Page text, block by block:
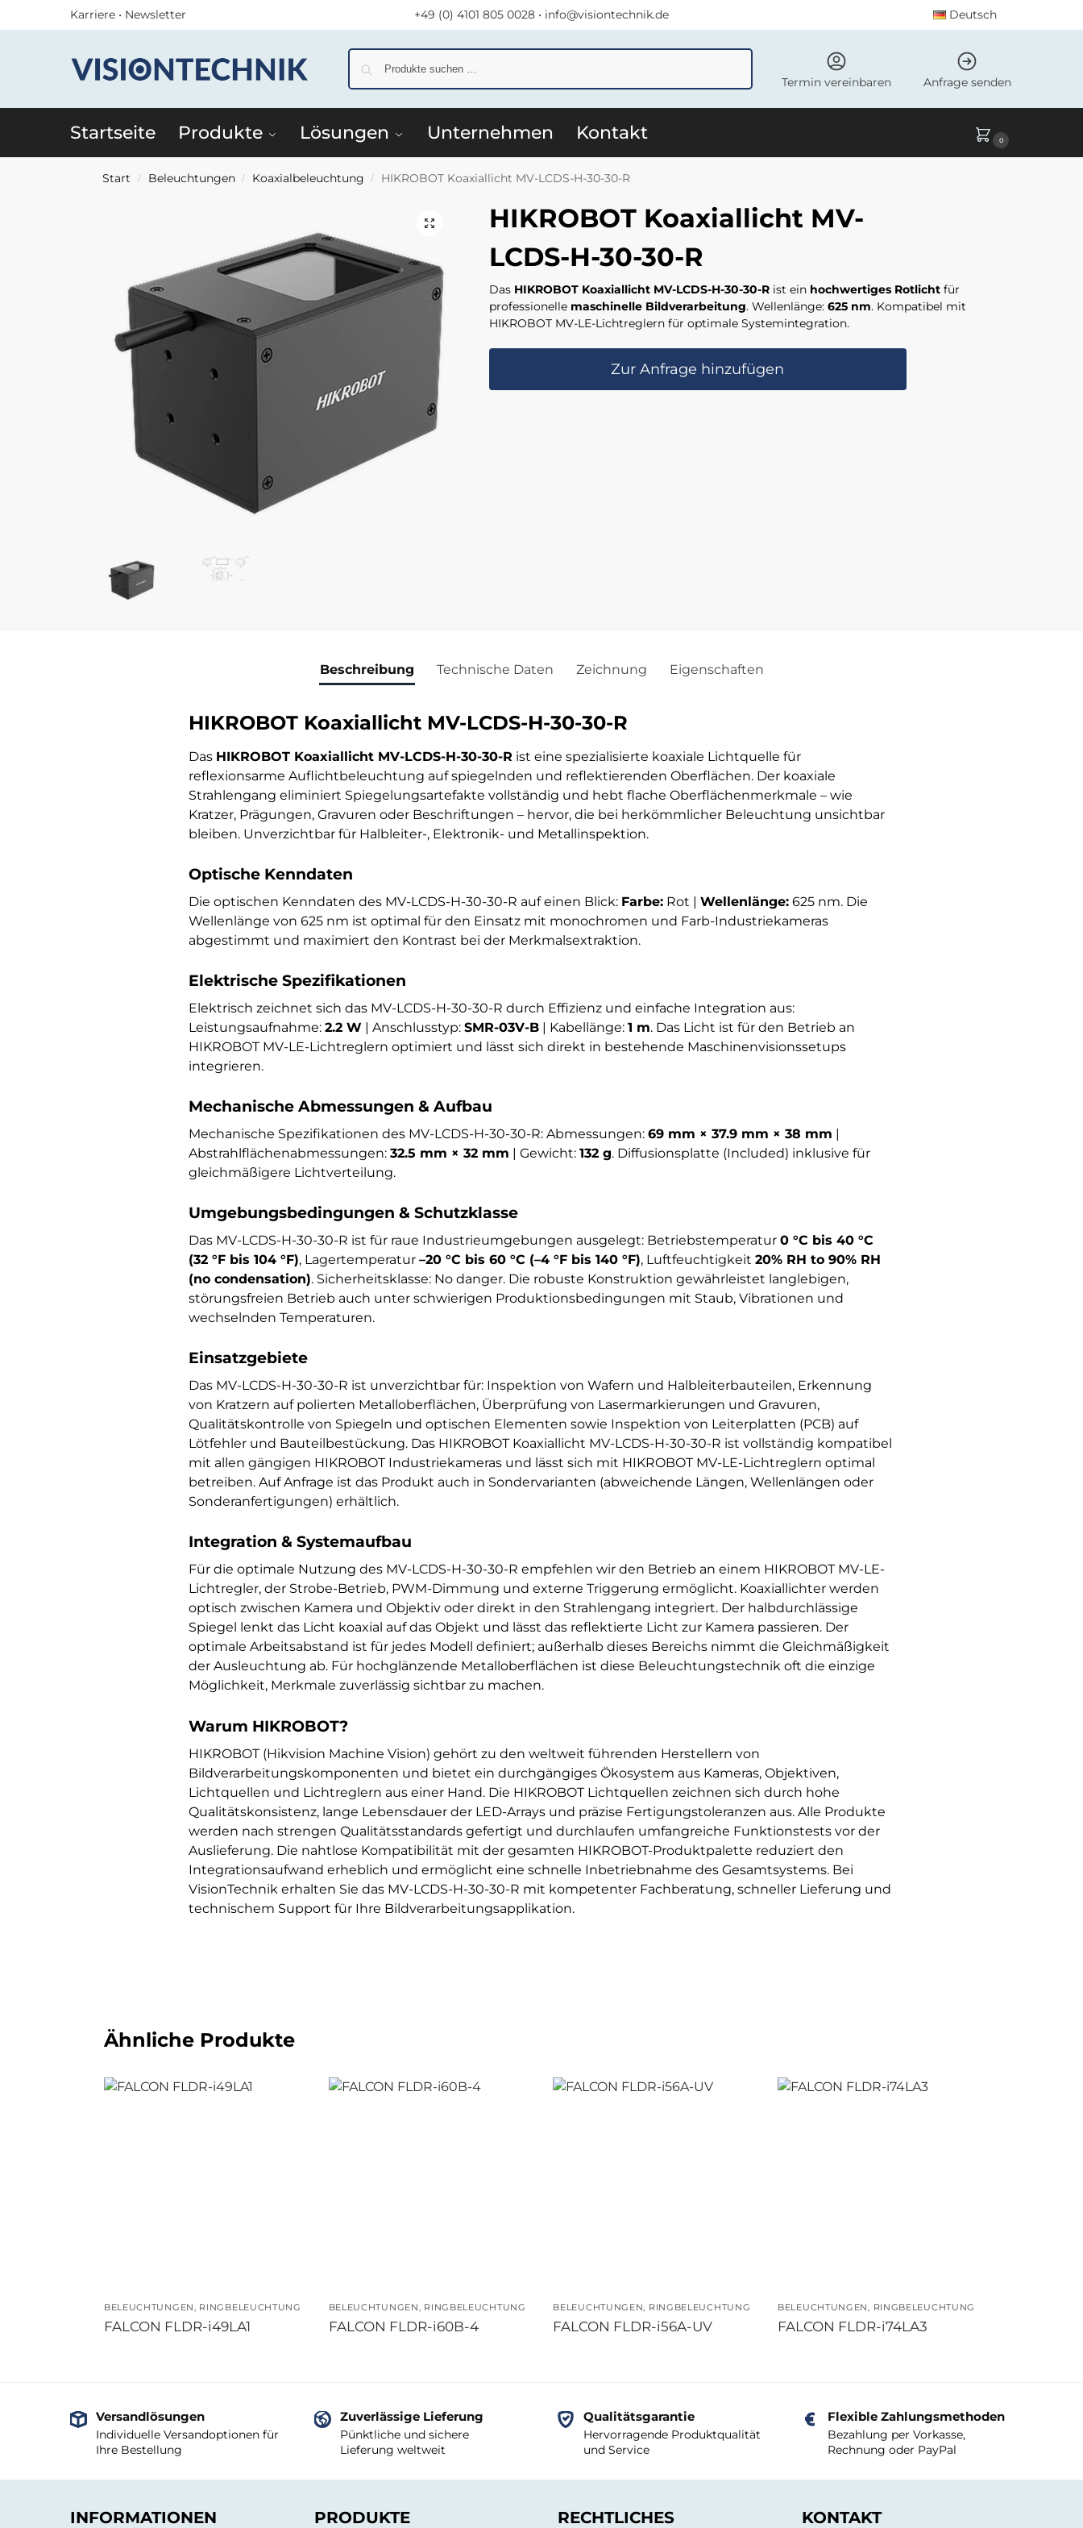
Karriere • Newsletter +49 (0) 4101 805 0028 • info@visiontechnik.de Deutsch
Termin vereinbaren Anfrage senden
Startseite Produkte Lösungen Unternehmen Kontakt 0
Start / Beleuchtungen / Koaxialbeleuchtung / HIKROBOT Koaxiallicht MV-LCDS-H-30-30-R
HIKROBOT Koaxiallicht MV-
LCDS-H-30-30-R
Das HIKROBOT Koaxiallicht MV-LCDS-H-30-30-Rist ein hochwertiges Rotlichtfür
professionelle maschinelle Bildverarbeitung. Wellenlänge: 625 nm. Kompatibel mit
HIKROBOT MV-LE-Lichtreglern für optimale Systemintegration.
Zur Anfrage hinzufügen
Beschreibung Technische Daten Zeichnung Eigenschaften
HIKROBOT Koaxiallicht MV-LCDS-H-30-30-R
Das HIKROBOT Koaxiallicht MV-LCDS-H-30-30-R ist eine spezialisierte koaxiale Lichtquelle für
reflexionsarme Auflichtbeleuchtung auf spiegelnden und reflektierenden Oberflächen. Der koaxiale
Strahlengang eliminiert Spiegelungsartefakte vollständig und hebt flache Oberflächenmerkmale – wie
Kratzer, Prägungen, Gravuren oder Beschriftungen – hervor, die bei herkömmlicher Beleuchtung unsichtbar
bleiben. Unverzichtbar für Halbleiter-, Elektronik- und Metallinspektion.
Optische Kenndaten
Die optischen Kenndaten des MV-LCDS-H-30-30-R auf einen Blick: Farbe:Rot | Wellenlänge:625 nm. Die
Wellenlänge von 625 nm ist optimal für den Einsatz mit monochromen und Farb-Industriekameras
abgestimmt und maximiert den Kontrast bei der Merkmalsextraktion.
Elektrische Spezifikationen
Elektrisch zeichnet sich das MV-LCDS-H-30-30-R durch Effizienz und einfache Integration aus:
Leistungsaufnahme: 2.2 W | Anschlusstyp: SMR-03V-B| Kabellänge: 1 m. Das Licht ist für den Betrieb an
HIKROBOT MV-LE-Lichtreglern optimiert und lässt sich direkt in bestehende Maschinenvisionssetups
integrieren.
Mechanische Abmessungen & Aufbau
Mechanische Spezifikationen des MV-LCDS-H-30-30-R: Abmessungen: 69 mm × 37.9 mm × 38 mm |
Abstrahlflächenabmessungen: 32.5 mm × 32 mm | Gewicht: 132 g. Diffusionsplatte (Included) inklusive für
gleichmäßigere Lichtverteilung.
Umgebungsbedingungen & Schutzklasse
Das MV-LCDS-H-30-30-R ist für raue Industrieumgebungen ausgelegt: Betriebstemperatur 0 °C bis 40 °C
(32 °F bis 104 °F), Lagertemperatur –20 °C bis 60 °C (–4 °F bis 140 °F), Luftfeuchtigkeit 20% RH to 90% RH
(no condensation). Sicherheitsklasse: No danger. Die robuste Konstruktion gewährleistet langlebigen,
störungsfreien Betrieb auch unter schwierigen Produktionsbedingungen mit Staub, Vibrationen und
wechselnden Temperaturen.
Einsatzgebiete
Das MV-LCDS-H-30-30-R ist unverzichtbar für: Inspektion von Wafern und Halbleiterbauteilen, Erkennung
von Kratzern auf polierten Metalloberflächen, Überprüfung von Lasermarkierungen und Gravuren,
Qualitätskontrolle von Spiegeln und optischen Elementen sowie Inspektion von Leiterplatten (PCB) auf
Lötfehler und Bauteilbestückung. Das HIKROBOT Koaxiallicht MV-LCDS-H-30-30-R ist vollständig kompatibel
mit allen gängigen HIKROBOT Industriekameras und lässt sich mit HIKROBOT MV-LE-Lichtreglern optimal
betreiben. Auf Anfrage ist das Produkt auch in Sondervarianten (abweichende Längen, Wellenlängen oder
Sonderanfertigungen) erhältlich.
Integration & Systemaufbau
Für die optimale Nutzung des MV-LCDS-H-30-30-R empfehlen wir den Betrieb an einem HIKROBOT MV-LE-
Lichtregler, der Strobe-Betrieb, PWM-Dimmung und externe Triggerung ermöglicht. Koaxiallichter werden
optisch zwischen Kamera und Objektiv oder direkt in den Strahlengang integriert. Der halbdurchlässige
Spiegel lenkt das Licht koaxial auf das Objekt und lässt das reflektierte Licht zur Kamera passieren. Der
optimale Arbeitsabstand ist für jedes Modell definiert; außerhalb dieses Bereichs nimmt die Gleichmäßigkeit
der Ausleuchtung ab. Für hochglänzende Metalloberflächen ist diese Beleuchtungstechnik oft die einzige
Möglichkeit, Merkmale zuverlässig sichtbar zu machen.
Warum HIKROBOT?
HIKROBOT (Hikvision Machine Vision) gehört zu den weltweit führenden Herstellern von
Bildverarbeitungskomponenten und bietet ein durchgängiges Ökosystem aus Kameras, Objektiven,
Lichtquellen und Lichtreglern aus einer Hand. Die HIKROBOT Lichtquellen zeichnen sich durch hohe
Qualitätskonsistenz, lange Lebensdauer der LED-Arrays und präzise Fertigungstoleranzen aus. Alle Produkte
werden nach strengen Qualitätsstandards gefertigt und durchlaufen umfangreiche Funktionstests vor der
Auslieferung. Die nahtlose Kompatibilität mit der gesamten HIKROBOT-Produktpalette reduziert den
Integrationsaufwand erheblich und ermöglicht eine schnelle Inbetriebnahme des Gesamtsystems. Bei
VisionTechnik erhalten Sie das MV-LCDS-H-30-30-R mit kompetenter Fachberatung, schneller Lieferung und
technischem Support für Ihre Bildverarbeitungsapplikation.
Ähnliche Produkte
BELEUCHTUNGEN, RINGBELEUCHTUNG
FALCON FLDR-i49LA1
BELEUCHTUNGEN, RINGBELEUCHTUNG
FALCON FLDR-i60B-4
BELEUCHTUNGEN, RINGBELEUCHTUNG
FALCON FLDR-i56A-UV
BELEUCHTUNGEN, RINGBELEUCHTUNG
FALCON FLDR-i74LA3
Versandlösungen
Individuelle Versandoptionen für
Ihre Bestellung
Zuverlässige Lieferung
Pünktliche und sichere
Lieferung weltweit
Qualitätsgarantie
Hervorragende Produktqualität
und Service
Flexible Zahlungsmethoden
Bezahlung per Vorkasse,
Rechnung oder PayPal
INFORMATIONEN PRODUKTE RECHTLICHES KONTAKT